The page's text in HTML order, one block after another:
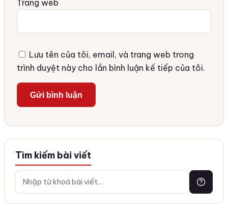
Trang web
Lưu tên của tôi, email, và trang web trong
trình duyệt này cho lần bình luận kế tiếp của tôi.
Tìm kiếm bài viết